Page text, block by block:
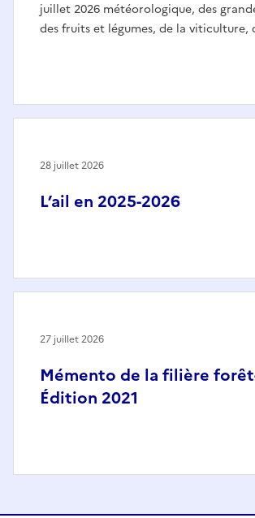
juillet 2026 météorologique, des
des fruits et légumes, de la viticulture,
L’ail en 2025-2026
28 juillet 2026
Mémento de la filière
Édition 2021
27 juillet 2026